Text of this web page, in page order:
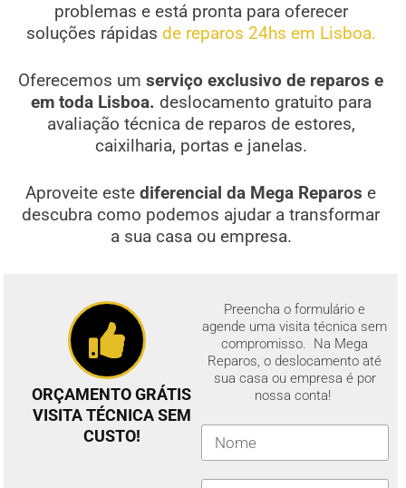
problemas e está pronta para oferecer
soluções rápidas de reparos 24hs em Lisboa.
Oferecemos um serviço exclusivo de reparos e
em toda Lisboa. deslocamento gratuito para
avaliação técnica de reparos de estores,
caixilharia, portas e janelas.
Aproveite estediferencial da Mega Reparos e
descubra como podemos ajudar a transformar
a sua casa ou empresa.
ORÇAMENTO GRÁTIS
VISITA TÉCNICA SEM
CUSTO!
Preencha o formulário e
agende uma visita técnica sem
compromisso. Na Mega
Reparos, o deslocamento até
sua casa ou empresa é por
nossa conta!